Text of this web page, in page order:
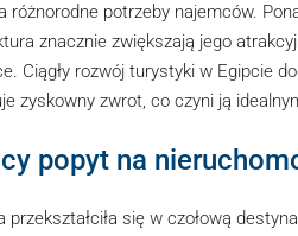
różnorodne potrzeby najemców.
znacznie zwiększają jego
Ciągły rozwój turystyki w Egipcie
zyskowny zwrot, co czyni ją
popyt na
przekształciła się w czołową